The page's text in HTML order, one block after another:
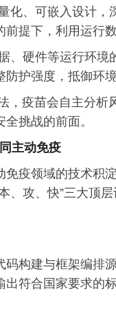
化、可嵌入设计
提下，利用运行
、硬件等运行环
护强度，抵御环
，疫苗会自主分析
挑战的前面。
主动免疫
疫领域的技术积
、攻、快”三大顶
构建与框架编排
符合国家要求的